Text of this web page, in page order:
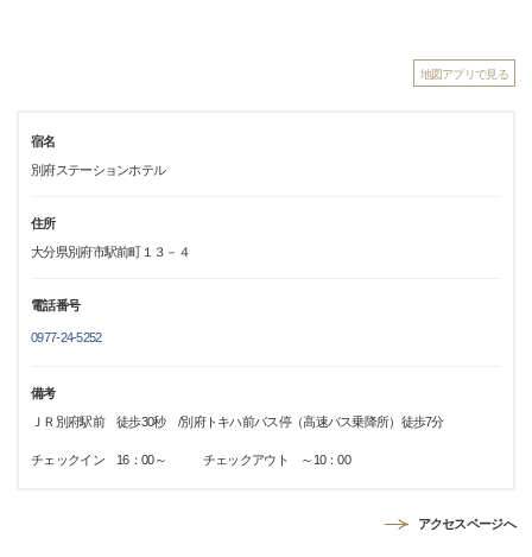
地図アプリで見る
宿名
別府ステーションホテル
住所
大分県別府市駅前町１３－４
電話番号
0977-24-5252
備考
ＪＲ別府駅前 徒歩30秒 /別府トキハ前バス停（高速バス乗降所）徒歩7分
チェックイン 16：00～ チェックアウト ～10：00
アクセスページへ